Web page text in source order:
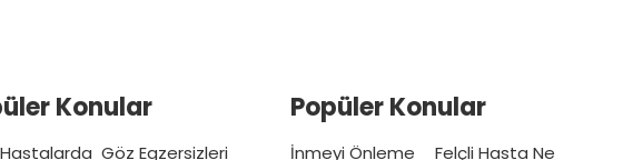
Konular
Göz Egzersizleri
Popüler Konular
İnmeyi Önleme
Felçli Hasta Ne